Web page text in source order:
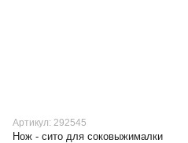
Артикул: 292545
Нож - сито для соковыжималки